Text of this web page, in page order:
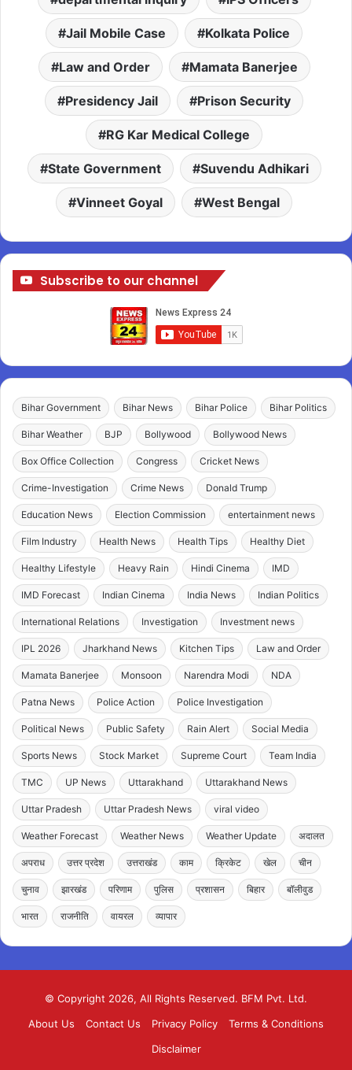
Jail Mobile Case Kolkata Police
Law and Order Mamata Banerjee
Presidency Jail Prison Security
RG Kar Medical College
State Government Suvendu Adhikari
Vinneet Goyal West Bengal
Subscribe to our channel
Bihar Government Bihar News Bihar Police Bihar Politics
Bihar Weather BJP Bollywood Bollywood News
Box Office Collection Congress Cricket News
Crime-Investigation Crime News Donald Trump
Education News Election Commission entertainment news
Film Industry Health News Health Tips Healthy Diet
Healthy Lifestyle Heavy Rain Hindi Cinema IMD
IMD Forecast Indian Cinema India News Indian Politics
International Relations Investigation Investment news
IPL 2026 Jharkhand News Kitchen Tips Law and Order
Mamata Banerjee Monsoon Narendra Modi NDA
Patna News Police Action Police Investigation
Political News Public Safety Rain Alert Social Media
Sports News Stock Market Supreme Court Team India
TMC UP News Uttarakhand Uttarakhand News
Uttar Pradesh Uttar Pradesh News viral video
Weather Forecast Weather News Weather Update अदालत
अपराध उत्तर प्रदेश उत्तराखंड काम क्रिकेट खेल चीन
चुनाव झारखंड परिणाम पुलिस प्रशासन बिहार बॉलीवुड
भारत राजनीति वायरल व्यापार
© Copyright 2026, All Rights Reserved. BFM Pvt. Ltd.
About Us
Contact Us Privacy Policy
Terms & Conditions
Disclaimer